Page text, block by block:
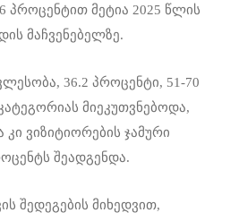
პროცენტით მეტია 2025 წლის
მაჩვენებელზე.
36.2 პროცენტი, 51-70
მიეკუთვნებოდა,
ვიზიტიორების ჯამური
შეადგენდა.
შედეგების მიხედვით,